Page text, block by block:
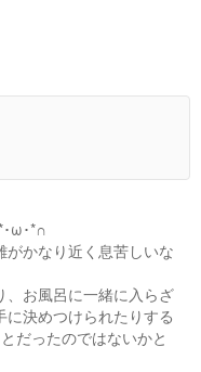
･ω･*∩
かなり近く息苦しいな
、お風呂に一緒に入らざ
決めつけられたりする
だったのではないかと